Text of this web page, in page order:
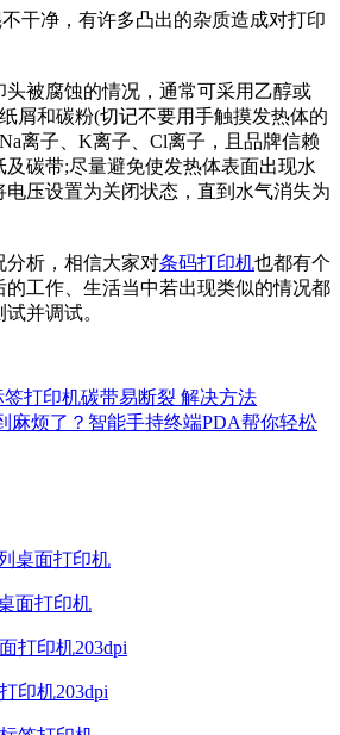
干净，有许多凸出的杂质造成对打印
被腐蚀的情况，通常可采用乙醇或
屑和碳粉(切记不要用手触摸发热体的
离子、K离子、Cl离子，且品牌信赖
及碳带;尽量避免使发热体表面出现水
压设置为关闭状态，直到水气消失为
析，相信大家对条码打印机也都有个
的工作、生活当中若出现类似的情况都
并调试。
打印机碳带易断裂 解决方法
麻烦了？智能手持终端PDA帮你轻松
面打印机
印机203dpi